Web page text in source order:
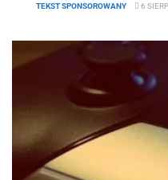
TEKST SPONSOROWANY 6